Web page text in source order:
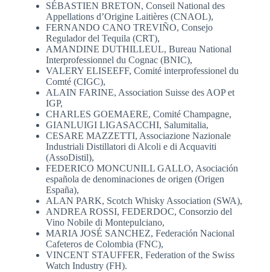
SÉBASTIEN BRETON, Conseil National des
Appellations d’Origine Laitières (CNAOL),
FERNANDO CANO TREVIÑO, Consejo
Regulador del Tequila (CRT),
AMANDINE DUTHILLEUL, Bureau National
Interprofessionnel du Cognac (BNIC),
VALERY ELISEEFF, Comité interprofessionel du
Comté (CIGC),
ALAIN FARINE, Association Suisse des AOP et
IGP,
CHARLES GOEMAERE, Comité Champagne,
GIANLUIGI LIGASACCHI, Salumitalia,
CESARE MAZZETTI, Associazione Nazionale
Industriali Distillatori di Alcoli e di Acquaviti
(AssoDistil),
FEDERICO MONCUNILL GALLO, Asociación
española de denominaciones de origen (Origen
España),
ALAN PARK, Scotch Whisky Association (SWA),
ANDREA ROSSI, FEDERDOC, Consorzio del
Vino Nobile di Montepulciano,
MARIA JOSÉ SANCHEZ, Federación Nacional
Cafeteros de Colombia (FNC),
VINCENT STAUFFER, Federation of the Swiss
Watch Industry (FH).